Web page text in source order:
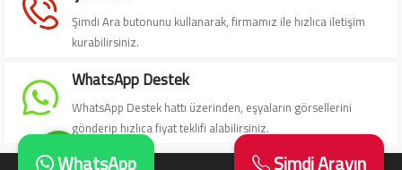
Şimdi Ara butonunu kullanarak, firmamız ile hızlıca iletişim
kurabilirsiniz.
WhatsApp Destek
WhatsApp Destek hattı üzerinden, eşyaların görsellerini
gönderip hızlıca fiyat teklifi alabilirsiniz.
Cevap Yaz
Şimdi Arayın
WhatsApp